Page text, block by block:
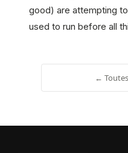
good) are attempting
used to run before all
←